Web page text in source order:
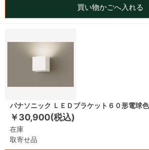
買い物かごへ入れる
パナソニック ＬＥＤブラケット６０形電球
￥30,900(税込)
在庫
取寄せ品